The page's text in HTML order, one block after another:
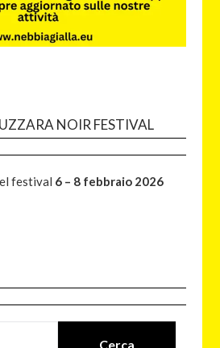
NOIR FESTIVAL
festival 6 – 8 febbraio 2026